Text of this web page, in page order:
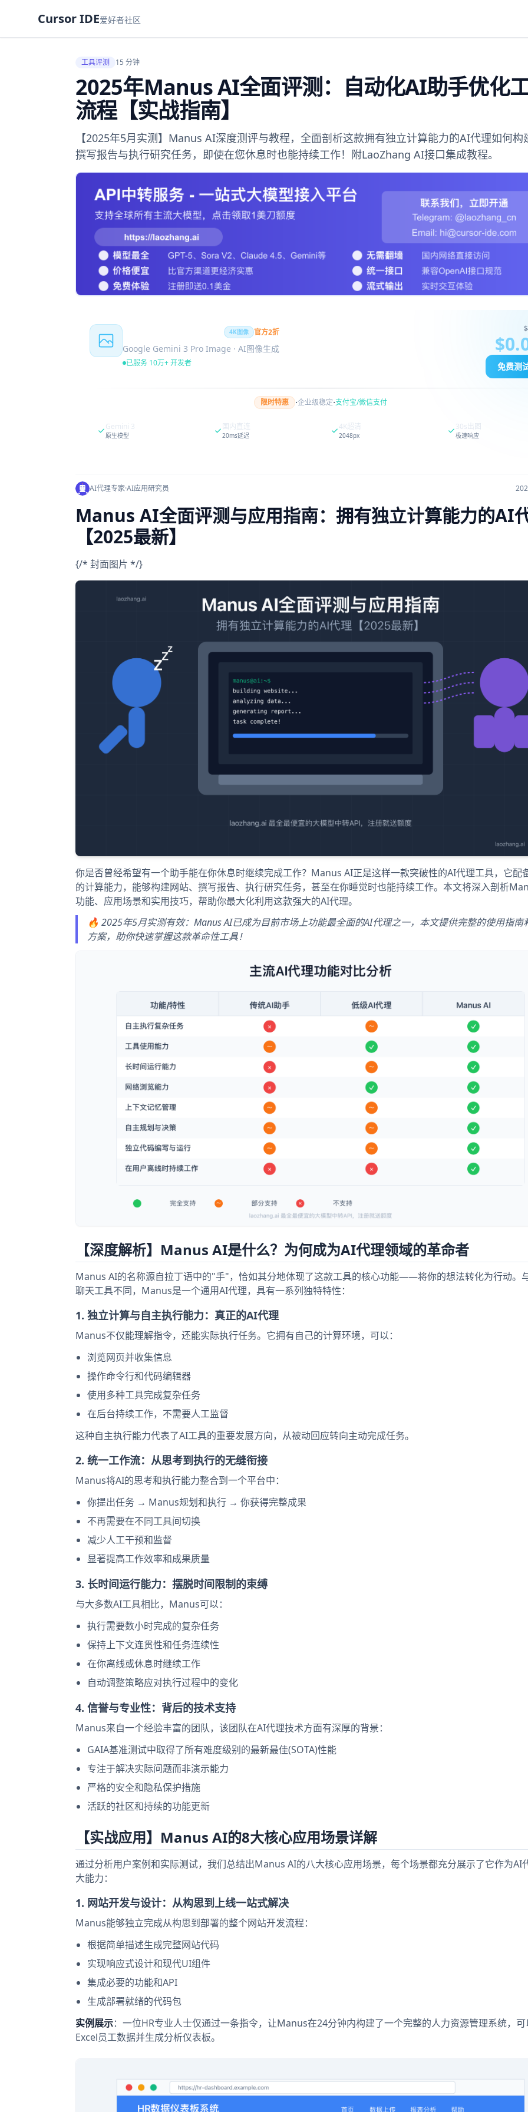
Cursor IDE爱好者社区
工具评测 15 分钟
2025年Manus AI全面评测：自动化AI助手优化
流程【实战指南】
【2025年5月实测】Manus AI深度测评与教程，全面剖析这款拥有独立计算能力的AI代理如何构
撰写报告与执行研究任务，即使在您休息时也能持续工作！附LaoZhang AI接口集成教程。
4K图像 官方2折
Google Gemini 3 Pro Image · AI图像生成
已服务 10万+ 开发者 免费测
限时特惠 ·企业级稳定·支付宝/微信支付
Gemini 3
原生模型
国内直连
20ms延迟
4K超清
2048px
30s出图
极速响应
AI代理专家·AI应用研究员
Manus AI全面评测与应用指南：拥有独立计算能力的AI
【2025最新】
{/* 封面图片 */}
你是否曾经希望有一个助手能在你休息时继续完成工作？Manus AI正是这样一款突破性的AI代理工具，它配
的计算能力，能够构建网站、撰写报告、执行研究任务，甚至在你睡觉时也能持续工作。本文将深入剖析
功能、应用场景和实用技巧，帮助你最大化利用这款强大的AI代理。
🔥 2025年5月实测有效：Manus AI已成为目前市场上功能最全面的AI代理之一，本文提供完整的使用指南
方案，助你快速掌握这款革命性工具！
【深度解析】Manus AI是什么？为何成为AI代理领域的革命者
Manus AI的名称源自拉丁语中的"手"，恰如其分地体现了这款工具的核心功能——将你的想法转化为行动。
聊天工具不同，Manus是一个通用AI代理，具有一系列独特特性：
1. 独立计算与自主执行能力：真正的AI代理
Manus不仅能理解指令，还能实际执行任务。它拥有自己的计算环境，可以：
浏览网页并收集信息
操作命令行和代码编辑器
使用多种工具完成复杂任务
在后台持续工作，不需要人工监督
这种自主执行能力代表了AI工具的重要发展方向，从被动回应转向主动完成任务。
2. 统一工作流：从思考到执行的无缝衔接
Manus将AI的思考和执行能力整合到一个平台中：
你提出任务 → Manus规划和执行 → 你获得完整成果
不再需要在不同工具间切换
减少人工干预和监督
显著提高工作效率和成果质量
3. 长时间运行能力：摆脱时间限制的束缚
与大多数AI工具相比，Manus可以：
执行需要数小时完成的复杂任务
保持上下文连贯性和任务连续性
在你离线或休息时继续工作
自动调整策略应对执行过程中的变化
4. 信誉与专业性：背后的技术支持
Manus来自一个经验丰富的团队，该团队在AI代理技术方面有深厚的背景：
GAIA基准测试中取得了所有难度级别的最新最佳(SOTA)性能
专注于解决实际问题而非演示能力
严格的安全和隐私保护措施
活跃的社区和持续的功能更新
【实战应用】Manus AI的8大核心应用场景详解
通过分析用户案例和实际测试，我们总结出Manus AI的八大核心应用场景，每个场景都充分展示了它作为AI
大能力：
1. 网站开发与设计：从构思到上线一站式解决
Manus能够独立完成从构思到部署的整个网站开发流程：
根据简单描述生成完整网站代码
实现响应式设计和现代UI组件
集成必要的功能和API
生成部署就绪的代码包
实例展示：一位HR专业人士仅通过一条指令，让Manus在24分钟内构建了一个完整的人力资源管理系统，
Excel员工数据并生成分析仪表板。